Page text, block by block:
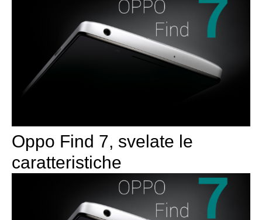
Oppo Find 7, svelate le
caratteristiche